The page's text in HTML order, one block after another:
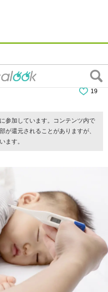
！症状と対処法。
監修
19
参加しています。コンテンツ内で
が還元されることがありますが、
ます。